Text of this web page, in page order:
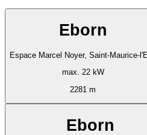
Eborn
Espace Marcel Noyer, Saint-Maurice-
max. 22 kW
2281 m
Eborn